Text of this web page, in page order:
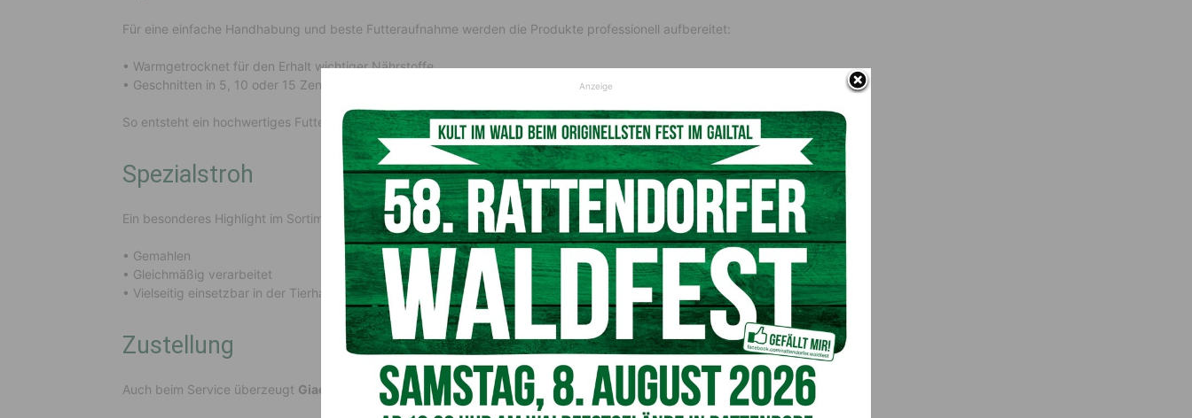
Für eine einfache Handhabung und beste Futteraufnahme werden die Produkte professionell aufbereitet:
• Warmgetrocknet für den Erhalt wichtiger Nährstoffe
• Geschnitten in 5, 10 oder 15 Zentimeter Länge
So entsteht ein hochwertiges Futtermittel, das den Anforderungen moderner Landwirtschaft gerecht wird.
Spezialstroh
Ein besonderes Highlight im Sortiment ist das Spezialstroh:
• Gemahlen
• Gleichmäßig verarbeitet
• Vielseitig einsetzbar in der Tierhaltung
Zustellung
Auch beim Service überzeugt Giacomin Fabio:
Anzeige